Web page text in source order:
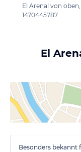
El Arenal von
1470445787
El
Besonders bekannt